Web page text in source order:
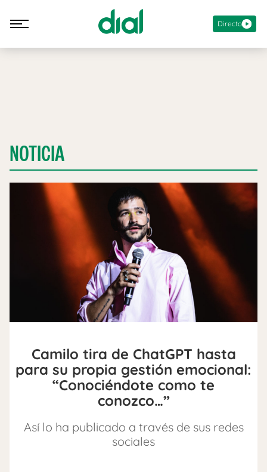
Directo
NOTICIA
Camilo tira de ChatGPT hasta
para su propia gestión emocional:
“Conociéndote como te
conozco…”
Así lo ha publicado a través de sus redes
sociales